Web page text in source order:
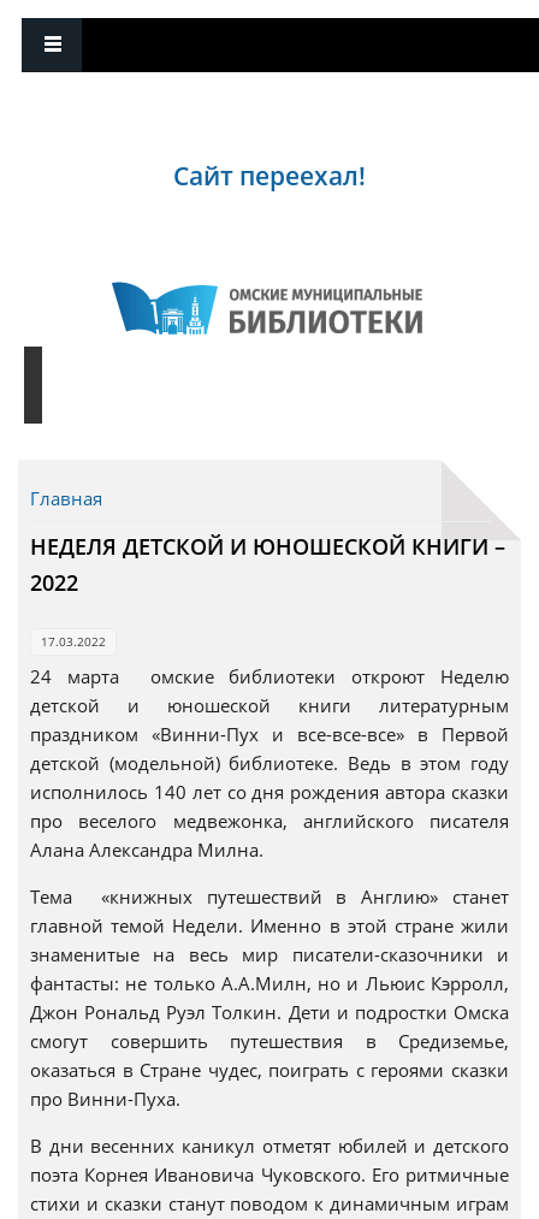
Сайт переехал!
Вы здесь
Главная
НЕДЕЛЯ ДЕТСКОЙ И ЮНОШЕСКОЙ КНИГИ –
2022
17.03.2022
24 марта омские библиотеки откроют Неделю
детской и юношеской книги литературным
праздником «Винни-Пух и все-все-все» в Первой
детской (модельной) библиотеке. Ведь в этом году
исполнилось 140 лет со дня рождения автора сказки
про веселого медвежонка, английского писателя
Алана Александра Милна.
Тема «книжных путешествий в Англию» станет
главной темой Недели. Именно в этой стране жили
знаменитые на весь мир писатели-сказочники и
фантасты: не только А.А.Милн, но и Льюис Кэрролл,
Джон Рональд Руэл Толкин. Дети и подростки Омска
смогут совершить путешествия в Средиземье,
оказаться в Стране чудес, поиграть с героями сказки
про Винни-Пуха.
В дни весенних каникул отметят юбилей и детского
поэта Корнея Ивановича Чуковского. Его ритмичные
стихи и сказки станут поводом к динамичным играм